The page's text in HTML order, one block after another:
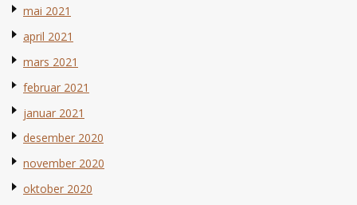
mai 2021
april 2021
mars 2021
februar 2021
januar 2021
desember 2020
november 2020
oktober 2020